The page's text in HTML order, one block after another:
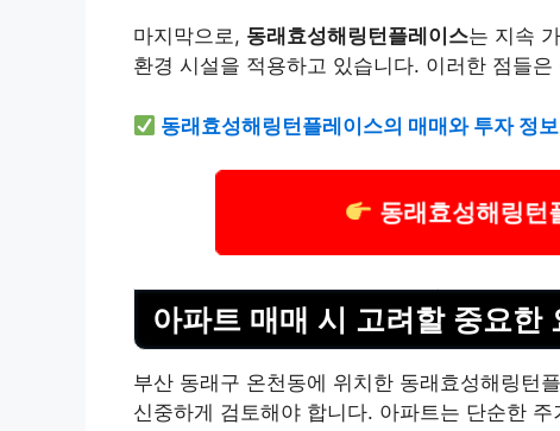
마지막으로, 동래효성해링턴플레이스는 지속
환경 시설을 적용하고 있습니다. 이러한 점들
동래효성해링턴플레이스의 매매와 투자 정
동래효성해링턴
아파트 매매 시 고려할 중요한
부산 동래구 온천동에 위치한 동래효성해링턴
신중하게 검토해야 합니다. 아파트는 단순한